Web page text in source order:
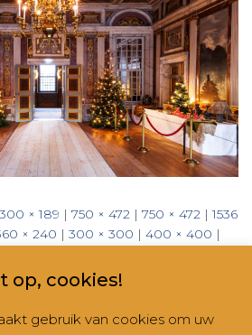
300 × 189 | 750 × 472 | 750 × 472 | 1536
× 240 | 300 × 300 | 400 × 400 |
op, cookies!
gebruik van cookies om uw